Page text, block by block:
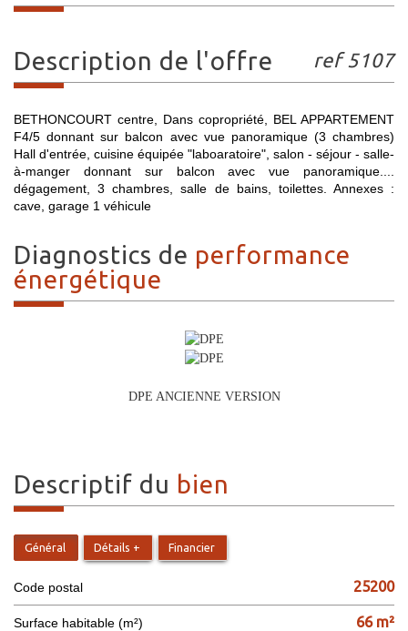
description de l'offre ref 5107
BETHONCOURT centre, Dans copropriété, BEL APPARTEMENT
F4/5 donnant sur balcon avec vue panoramique (3 chambres)
Hall d'entrée, cuisine équipée "laboaratoire", salon - séjour - salle-
à-manger donnant sur balcon avec vue panoramique....
dégagement, 3 chambres, salle de bains, toilettes. Annexes :
cave, garage 1 véhicule
diagnostics de performance
énergétique
DPE ANCIENNE VERSION
descriptif du bien
Général Détails + Financier
Code postal 25200
Surface habitable (m²) 66 m²